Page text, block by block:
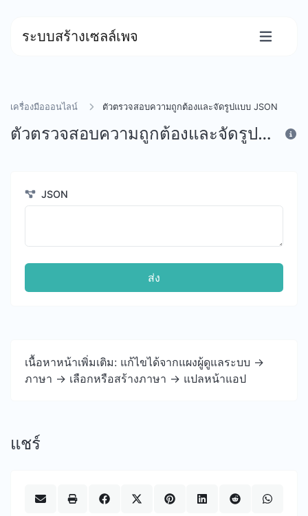
ระบบสร้างเซลล์เพจ
เครื่องมือออนไลน์ ตัวตรวจสอบความถูกต้องและจัดรูปแบบ JSON
ตัวตรวจสอบความถูกต้องและจัดรูปแบบ JSON
JSON
ส่ง
เนื้อหาหน้าเพิ่มเติม: แก้ไขได้จากแผงผู้ดูแลระบบ ->
ภาษา -> เลือกหรือสร้างภาษา -> แปลหน้าแอป
แชร์